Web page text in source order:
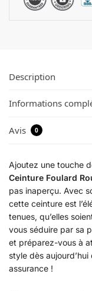
Description
Informations
Avis 0
Ajoutez une touche
Ceinture Foulard
pas inaperçu. Avec
cette ceinture est
tenues, qu’elles
vous séduire par sa
et préparez-vous à
style dès
assurance !